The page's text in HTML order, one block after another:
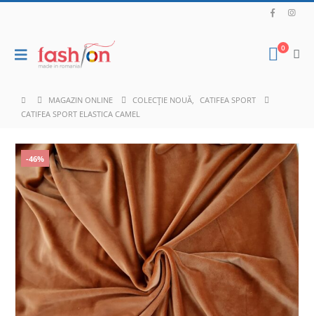
0
MAGAZIN ONLINE COLECȚIE NOUĂ,
CATIFEA SPORT
CATIFEA SPORT ELASTICA CAMEL
-46%